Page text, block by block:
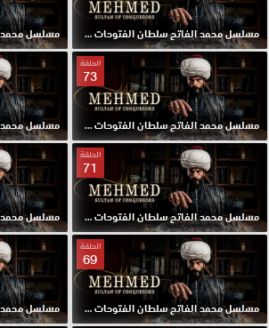
مسلسل محمد الفاتح سلطان الفتوحات مترجم الحلقة 75 HD
الحلقة
73
مسلسل محمد الفاتح سلطان الفتوحات مترجم الحلقة 73 HD
الحلقة
71
مسلسل محمد الفاتح سلطان الفتوحات مترجم الحلقة 71 HD
الحلقة
69
مسلسل محمد الفاتح سلطان الفتوحات مترجم الحلقة 69 HD